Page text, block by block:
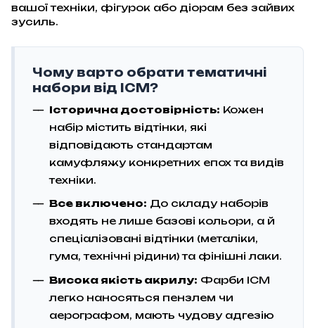
вашої техніки, фігурок або діорам без зайвих
зусиль.
Чому варто обрати тематичні
набори від ICM?
Історична достовірність: Кожен
набір містить відтінки, які
відповідають стандартам
камуфляжу конкретних епох та видів
техніки.
Все включено: До складу наборів
входять не лише базові кольори, а й
спеціалізовані відтінки (металіки,
гума, технічні рідини) та фінішні лаки.
Висока якість акрилу: Фарби ICM
легко наносяться пензлем чи
аерографом, мають чудову адгезію